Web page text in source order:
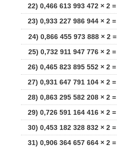
22) 0,466 613 993 472 × 2 =
23) 0,933 227 986 944 × 2 =
24) 0,866 455 973 888 × 2 =
25) 0,732 911 947 776 × 2 =
26) 0,465 823 895 552 × 2 =
27) 0,931 647 791 104 × 2 =
28) 0,863 295 582 208 × 2 =
29) 0,726 591 164 416 × 2 =
30) 0,453 182 328 832 × 2 =
31) 0,906 364 657 664 × 2 =